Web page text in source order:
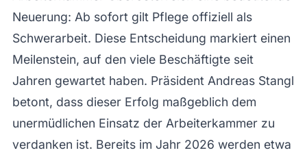
Neuerung: Ab sofort gilt Pflege offiziell als
Schwerarbeit. Diese Entscheidung markiert einen
Meilenstein, auf den viele Beschäftigte seit
Jahren gewartet haben. Präsident Andreas Stangl
betont, dass dieser Erfolg maßgeblich dem
unermüdlichen Einsatz der Arbeiterkammer zu
verdanken ist. Bereits im Jahr 2026 werden etwa